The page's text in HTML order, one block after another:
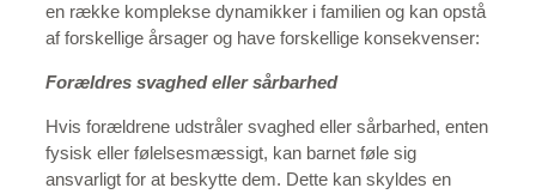
en række komplekse dynamikker i familien og kan opstå
af forskellige årsager og have forskellige konsekvenser:
Forældres svaghed eller sårbarhed
Hvis forældrene udstråler svaghed eller sårbarhed, enten
fysisk eller følelsesmæssigt, kan barnet føle sig
ansvarligt for at beskytte dem. Dette kan skyldes en